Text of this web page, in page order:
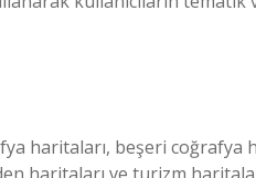
haritaları, beşeri coğrafya